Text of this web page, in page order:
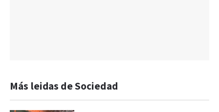
Más leidas de Sociedad